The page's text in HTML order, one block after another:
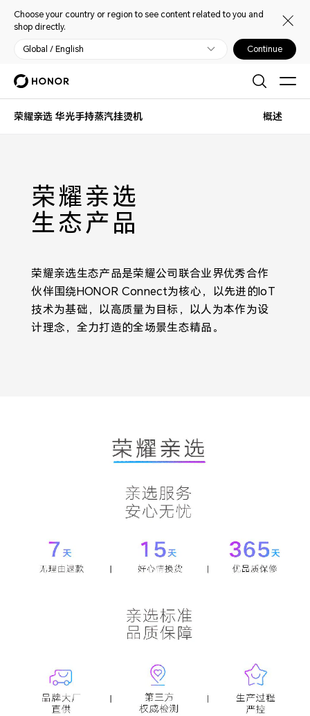
Choose your country or region to see content related to you and
shop directly.
Global / English Continue
荣耀亲选 华光手持蒸汽挂烫机 概述
荣耀亲选
生态产品
荣耀亲选生态产品是荣耀公司联合业界优秀合作
伙伴围绕HONOR Connect为核心，以先进的IoT
技术为基础，以高质量为目标，以人为本作为设
计理念，全力打造的全场景生态精品。